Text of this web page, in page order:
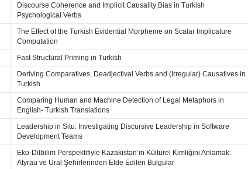
Discourse Coherence and Implicit Causality Bias in Turkish
Psychological Verbs
The Effect of the Turkish Evidential Morpheme on Scalar Implicature
Computation
Fast Structural Priming in Turkish
Deriving Comparatives, Deadjectival Verbs and (Irregular) Causatives in
Turkish
Comparing Human and Machine Detection of Legal Metaphors in
English- Turkish Translations
Leadership in Situ: Investigating Discursive Leadership in Software
Development Teams
Eko-Dilbilim Perspektifiyle Kazakistan’ın Kültürel Kimliğini Anlamak:
Atyrau ve Ural Şehirlerinden Elde Edilen Bulgular